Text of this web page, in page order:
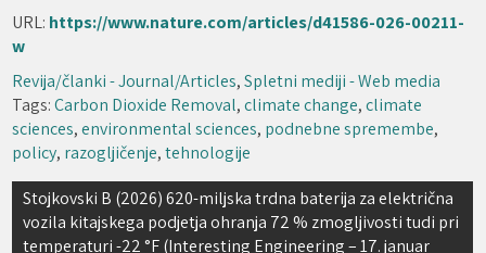
URL: https://www.nature.com/articles/d41586-026-00211-
w
Revija/članki - Journal/Articles,Spletni mediji - Web media
Tags:Carbon Dioxide Removal,climate change,climate
sciences,environmental sciences, podnebne spremembe,
policy, razogljičenje,tehnologije
Navigacija
prispevka
Stojkovski B (2026) 620-miljska trdna baterija za električna
vozila kitajskega podjetja ohranja 72 % zmogljivosti tudi pri
temperaturi -22 °F (Interesting Engineering – 17. januar